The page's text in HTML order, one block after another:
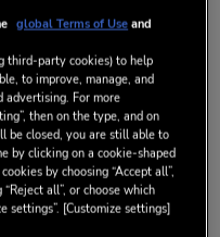
3,5 mm
global Terms of Useand
third-party cookies) to help
to improve, manage, and
advertising. For more
then on the type, and on
be closed, you are still able to
by clicking on a cookie-shaped
by choosing “Accept all”,
all”, or choose which
settings”. [Customize settings]